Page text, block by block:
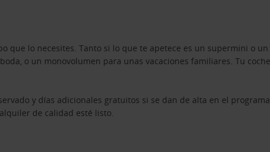
lo necesites. Tanto si lo que te apetece es un supermini o
o un monovolumen para unas vacaciones familiares. Tu
y días adicionales gratuitos si se dan de alta en el
de calidad esté listo.